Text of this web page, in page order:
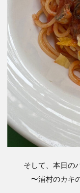
そして、本日の
〜浦村のカキ